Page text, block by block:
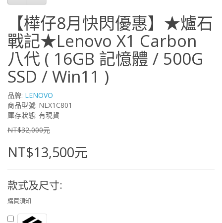
【樺仔8月快閃優惠】★爐石
戰記★Lenovo X1 Carbon
八代 ( 16GB 記憶體 / 500G
SSD / Win11 )
品牌: LENOVO
商品型號: NLX1C801
庫存狀態: 有現貨
NT$32,000元
NT$13,500元
款式及尺寸:
購買須知